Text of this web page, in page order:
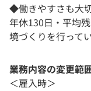
◆働きやすさも大
年休130日・平均
境づくりを行ってい
業務内容の変更範
＜雇入時＞